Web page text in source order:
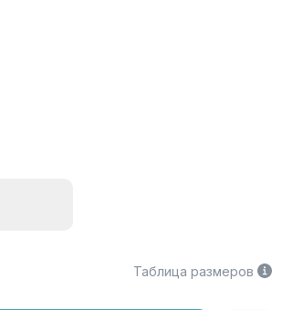
Таблица размеров